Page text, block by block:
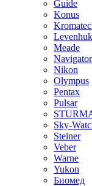
Guide
Konus
Levenhuk
Meade
Navigator
Nikon
Olympus
Pentax
Pulsar
Sky-
Steiner
Veber
Warne
Yukon
Биомед